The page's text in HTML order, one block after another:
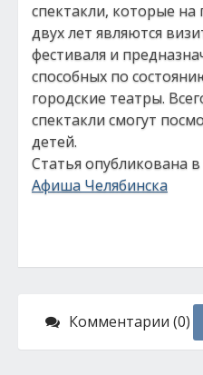
спектакли, которые
двух лет являются
фестиваля и
способных по
городские театры.
спектакли смогут
детей.
Статья опубликована в
Афиша Челябинска
Комментарии (0)